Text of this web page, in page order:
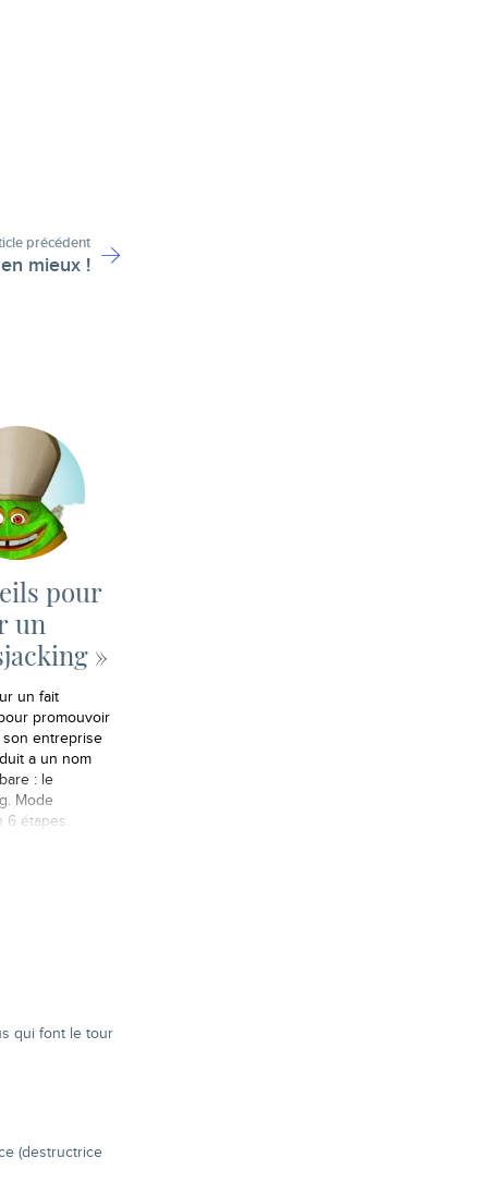
précédent
mieux !
pour
un
»
un fait
promouvoir
son entreprise
a un nom
: le
Mode
6 étapes.
qui font le tour
(destructrice